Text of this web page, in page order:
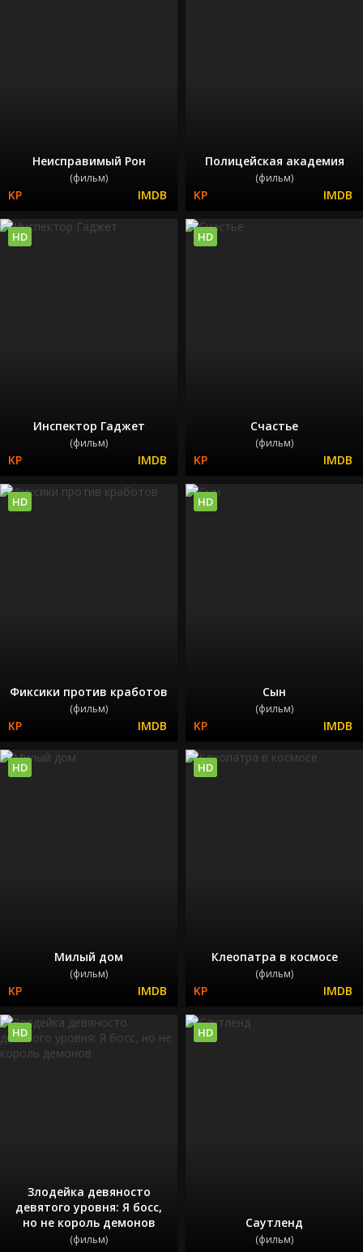
Неисправимый Рон
(фильм)
Полицейская академия
(фильм)
Инспектор Гаджет
(фильм)
HD
Счастье
(фильм)
HD
Фиксики против кработов
(фильм)
HD
Сын
(фильм)
HD
Милый дом
(фильм)
HD
Клеопатра в космосе
(фильм)
HD
Злодейка девяносто
девятого уровня: Я босс,
но не король демонов
(фильм)
HD
Саутленд
(фильм)
HD